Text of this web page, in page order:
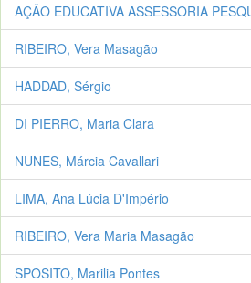
AÇÃO EDUCATIVA ASSESSORIA
RIBEIRO, Vera Masagão
HADDAD, Sérgio
DI PIERRO, Maria Clara
NUNES, Márcia Cavallari
LIMA, Ana Lúcia D'Império
RIBEIRO, Vera Maria Masagão
SPOSITO, Marilia Pontes